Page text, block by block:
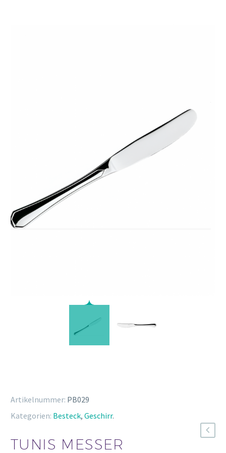
Artikelnummer: PB029
Kategorien: Besteck, Geschirr.
TUNIS MESSER